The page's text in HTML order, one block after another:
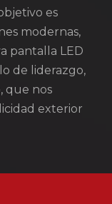
es
modernas,
pantalla LED
de liderazgo,
que nos
exterior